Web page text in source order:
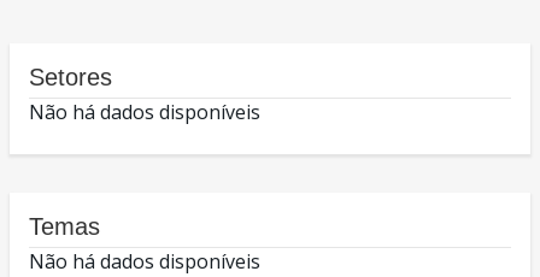
Setores
Não há dados disponíveis
Temas
Não há dados disponíveis